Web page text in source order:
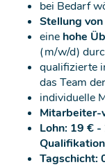
bei Bedarf
Stellung
eine hohe
(m/w/d)
qualifizierte
das Team
individuelle
Lohn: 19 €
Qualifikation
Tagschicht: